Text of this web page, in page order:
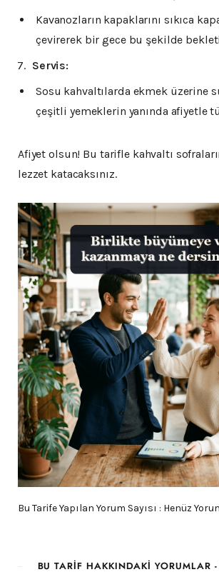
Kavanozların kapaklarını sıkıca
çevirerek bir gece bu şekilde
Servis:
Sosu kahvaltılarda ekmek üzerine
çeşitli yemeklerin yanında afiyetle
Afiyet olsun! Bu tarifle kahvaltı
lezzet katacaksınız.
Bu Tarife Yapılan Yorum Sayısı : Henüz
BU TARIF HAKKINDAKI YORUMLAR